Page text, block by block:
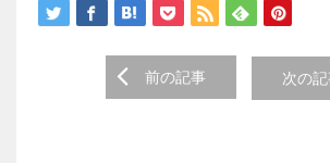
前の記事 次の